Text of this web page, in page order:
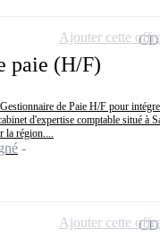
paie (H/F)
de Paie H/F pour
d'expertise comptable situé à
la région....
Ajouter cette
Ajouter cette